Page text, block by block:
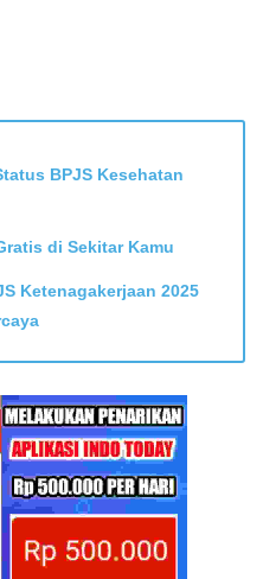
BPJS Kesehatan
di Sekitar Kamu
Ketenagakerjaan 2025